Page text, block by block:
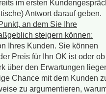
im ersten
Antwort darauf geben.
an dem Sie Ihre
steigern können:
Ihres Kunden. Sie können
Preis für Ihn OK ist oder ob
über den Erwartungen
Chance mit dem Kunden
zu argumentieren,